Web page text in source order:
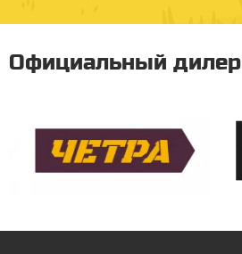
Официальный дилер